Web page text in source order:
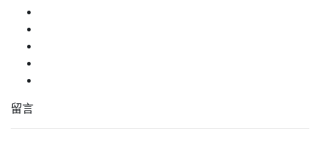
留言